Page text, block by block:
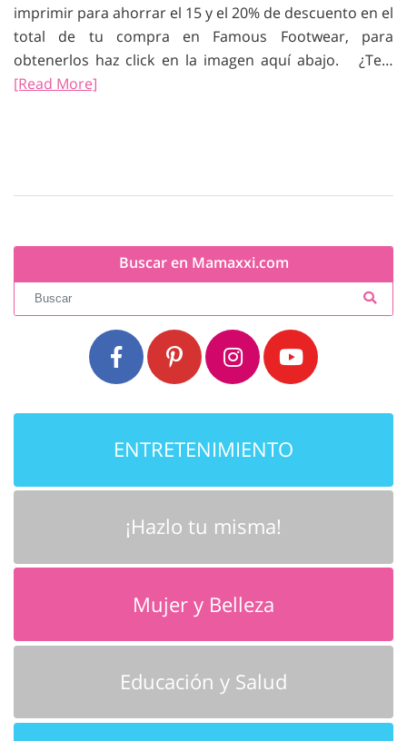
imprimir para ahorrar el 15 y el 20% de descuento en el
total de tu compra en Famous Footwear, para
obtenerlos haz click en la imagen aquí abajo. ¿Te…
[Read More]
Buscar en Mamaxxi.com
ENTRETENIMIENTO
¡Hazlo tu misma!
Mujer y Belleza
Educación y Salud